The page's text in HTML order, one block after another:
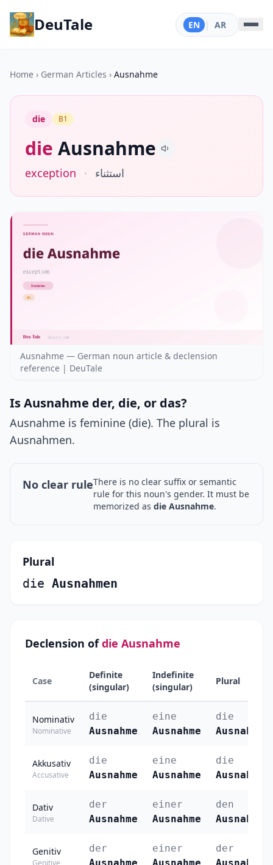
DeuTale EN | AR
Home › German Articles › Ausnahme
die B1
die Ausnahme
exception · استثناء
Ausnahme — German noun article & declension
reference | DeuTale
Is Ausnahme der, die, or das?
Ausnahme is feminine (die). The plural is
Ausnahmen.
No clear ruleThere is no clear suffix or semantic
rule for this noun's gender. It must be
memorized as die Ausnahme.
Plural
die Ausnahmen
Declension ofdie Ausnahme
Case
Definite
(singular)
Indefinite
(singular)
Plural
Nominativ
Nominative
die
Ausnahme
eine
Ausnahme
die
Ausnahmen
Akkusativ
Accusative
die
Ausnahme
eine
Ausnahme
die
Ausnahmen
Dativ
Dative
der
Ausnahme
einer
Ausnahme
den
Ausnahmen
Genitiv
der
einer
der